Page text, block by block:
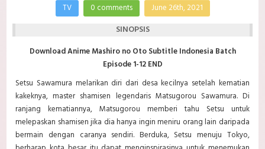
TV 0 comments June 26th, 2021
SINOPSIS
Download Anime Mashiro no Oto Subtitle Indonesia Batch
Episode 1-12 END
Setsu Sawamura melarikan diri dari desa kecilnya setelah kematian
kakeknya, master shamisen legendaris Matsugorou Sawamura. Di
ranjang kematiannya, Matsugorou memberi tahu Setsu untuk
melepaskan shamisen jika dia hanya ingin meniru orang lain daripada
bermain dengan caranya sendiri. Berduka, Setsu menuju Tokyo,